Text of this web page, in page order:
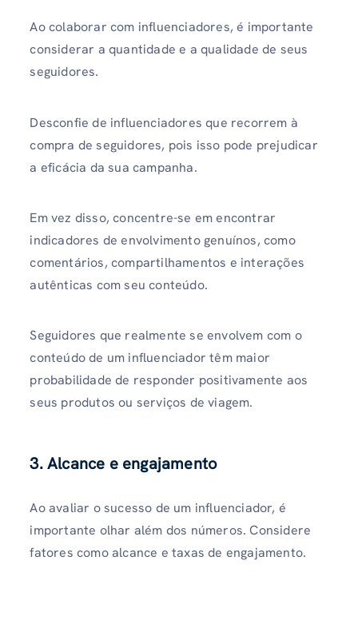
Ao colaborar com influenciadores, é importante
considerar a quantidade e a qualidade de seus
seguidores.
Desconfie de influenciadores que recorrem à
compra de seguidores, pois isso pode prejudicar
a eficácia da sua campanha.
Em vez disso, concentre-se em encontrar
indicadores de envolvimento genuínos, como
comentários, compartilhamentos e interações
autênticas com seu conteúdo.
Seguidores que realmente se envolvem com o
conteúdo de um influenciador têm maior
probabilidade de responder positivamente aos
seus produtos ou serviços de viagem.
3. Alcance e engajamento
Ao avaliar o sucesso de um influenciador, é
importante olhar além dos números. Considere
fatores como alcance e taxas de engajamento.